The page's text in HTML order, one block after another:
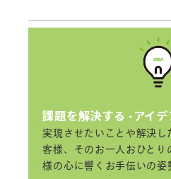
課題を解決する -アイ
実現させたいことや解決
客様、そのお一人おひと
様の心に響くお手伝いの姿